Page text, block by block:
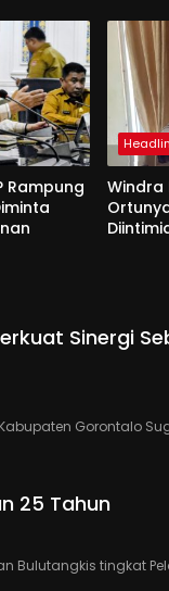
Rampung
Windra
Sinergi
Kabupaten Gorontalo
25 Tahun
Bulutangkis tingkat